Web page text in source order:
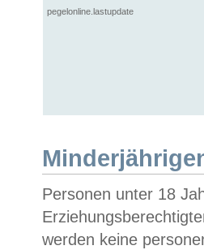
pegelonline.lastupdate
Personen unter 18
werden keine